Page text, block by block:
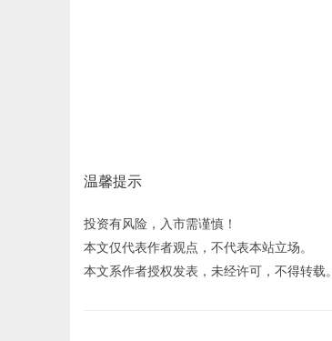
温馨提示
投资有风险，入市需谨慎！
本文仅代表作者观点，不代表本站立场。
本文系作者授权发表，未经许可，不得转载。